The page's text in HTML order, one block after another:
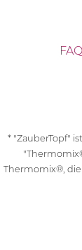
FAQ
* "ZauberTopf"
Thermomix®,